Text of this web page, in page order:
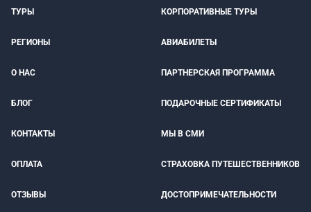
ТУРЫ КОРПОРАТИВНЫЕ ТУРЫ
РЕГИОНЫ АВИАБИЛЕТЫ
О НАС ПАРТНЕРСКАЯ ПРОГРАММА
БЛОГ ПОДАРОЧНЫЕ СЕРТИФИКАТЫ
КОНТАКТЫ МЫ В СМИ
ОПЛАТА СТРАХОВКА ПУТЕШЕСТВЕННИКОВ
ОТЗЫВЫ ДОСТОПРИМЕЧАТЕЛЬНОСТИ